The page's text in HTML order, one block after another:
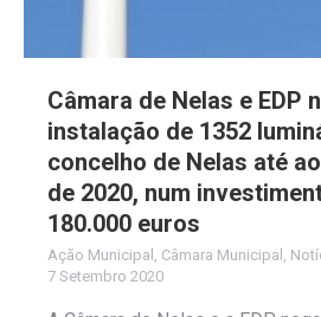
Câmara de Nelas e EDP
instalação de 1352
concelho de Nelas até
de 2020, num
180.000 euros
Ação Municipal Câmara Municipal
7 Setembro 2020